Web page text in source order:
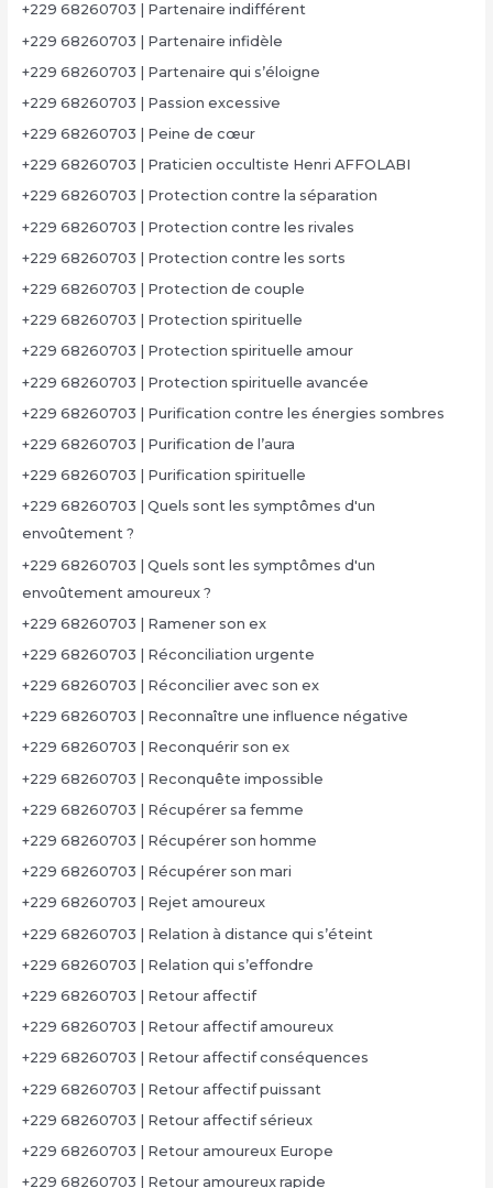
+229 68260703 | Partenaire indifférent
+229 68260703 | Partenaire infidèle
+229 68260703 | Partenaire qui s’éloigne
+229 68260703 | Passion excessive
+229 68260703 | Peine de cœur
+229 68260703 | Praticien occultiste Henri AFFOLABI
+229 68260703 | Protection contre la séparation
+229 68260703 | Protection contre les rivales
+229 68260703 | Protection contre les sorts
+229 68260703 | Protection de couple
+229 68260703 | Protection spirituelle
+229 68260703 | Protection spirituelle amour
+229 68260703 | Protection spirituelle avancée
+229 68260703 | Purification contre les énergies sombres
+229 68260703 | Purification de l’aura
+229 68260703 | Purification spirituelle
+229 68260703 | Quels sont les symptômes d'un
envoûtement ?
+229 68260703 | Quels sont les symptômes d'un
envoûtement amoureux ?
+229 68260703 | Ramener son ex
+229 68260703 | Réconciliation urgente
+229 68260703 | Réconcilier avec son ex
+229 68260703 | Reconnaître une influence négative
+229 68260703 | Reconquérir son ex
+229 68260703 | Reconquête impossible
+229 68260703 | Récupérer sa femme
+229 68260703 | Récupérer son homme
+229 68260703 | Récupérer son mari
+229 68260703 | Rejet amoureux
+229 68260703 | Relation à distance qui s’éteint
+229 68260703 | Relation qui s’effondre
+229 68260703 | Retour affectif
+229 68260703 | Retour affectif amoureux
+229 68260703 | Retour affectif conséquences
+229 68260703 | Retour affectif puissant
+229 68260703 | Retour affectif sérieux
+229 68260703 | Retour amoureux Europe
+229 68260703 | Retour amoureux rapide